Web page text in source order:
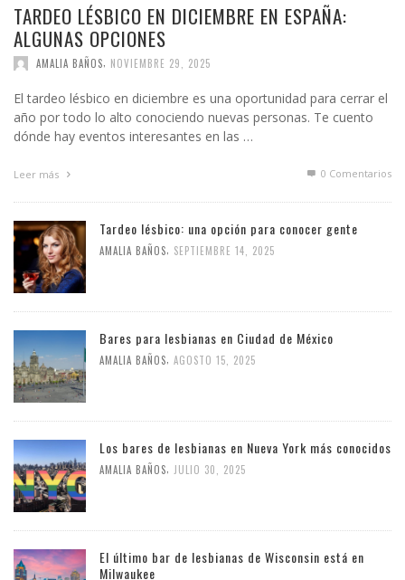
TARDEO LÉSBICO EN DICIEMBRE EN ESPAÑA:
ALGUNAS OPCIONES
AMALIA BAÑOS NOVIEMBRE 29, 2025
El tardeo lésbico en diciembre es una oportunidad para cerrar el
año por todo lo alto conociendo nuevas personas. Te cuento
dónde hay eventos interesantes en las …
Leer más 0 Comentarios
Tardeo lésbico: una opción para conocer gente
AMALIA BAÑOS SEPTIEMBRE 14, 2025
Bares para lesbianas en Ciudad de México
AMALIA BAÑOS AGOSTO 15, 2025
Los bares de lesbianas en Nueva York más conocidos
AMALIA BAÑOS JULIO 30, 2025
El último bar de lesbianas de Wisconsin está en
Milwaukee